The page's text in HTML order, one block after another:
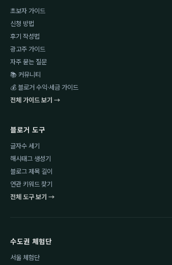
초보자 가이드
신청 방법
후기 작성법
광고주 가이드
자주 묻는 질문
📚 커뮤니티
💰 블로거 수익·세금 가이드
전체 가이드 보기 →
블로거 도구
글자수 세기
해시태그 생성기
블로그 제목 길이
연관 키워드 찾기
전체 도구 보기 →
수도권 체험단
서울 체험단